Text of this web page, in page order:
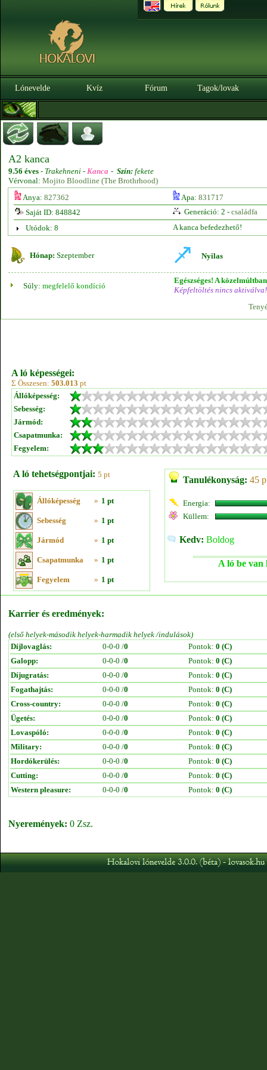
Lónevelde Kvíz Fórum Tagok/lovak
A2 kanca
9.56 éves - Trakehneni - Kanca - Szín: fekete
Vérvonal: Mojito Bloodline (The Brothrhood)
Anya: 827362 Apa: 831717
Saját ID: 848842
Generáció: 2 - családfa
Utódok: 8
A kanca befedezhető!
Hónap: Szeptember Nyilas
Súly: megfelelő kondíció
Egészséges! A
Képfeltöltés nincs aktiválva!
A ló képességei:
Σ Összesen: 503.013 pt
Állóképesség:
Sebesség:
Jármód:
Csapatmunka:
Fegyelem:
A ló tehetségpontjai: 5 pt
Állóképesség » 1 pt
Sebesség » 1 pt
Jármód » 1 pt
Csapatmunka » 1 pt
Fegyelem » 1 pt
Tanulékonyság: 45
Energia:
Küllem:
Kedv: Boldog
A ló be van
Karrier és eredmények:
(első helyek-második helyek-harmadik helyek /indulások)
Díjlovaglás:
0-0-0 /0 Pontok: 0 (C)
Galopp:
0-0-0 /0 Pontok: 0 (C)
Díjugratás:
0-0-0 /0 Pontok: 0 (C)
Fogathajtás:
0-0-0 /0 Pontok: 0 (C)
Cross-country:
0-0-0 /0 Pontok: 0 (C)
Ügetés:
0-0-0 /0 Pontok: 0 (C)
Lovaspóló:
0-0-0 /0 Pontok: 0 (C)
Military:
0-0-0 /0 Pontok: 0 (C)
Hordókerülés:
0-0-0 /0 Pontok: 0 (C)
Cutting:
0-0-0 /0 Pontok: 0 (C)
Western pleasure:
0-0-0 /0 Pontok: 0 (C)
Nyeremények: 0 Zsz.